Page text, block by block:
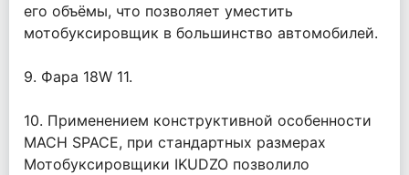
его объёмы, что позволяет уместить
мотобуксировщик в большинство автомобилей.
9. Фара 18W 11.
10. Применением конструктивной особенности
MACH SPACE, при стандартных размерах
Мотобуксировщики IKUDZO позволило